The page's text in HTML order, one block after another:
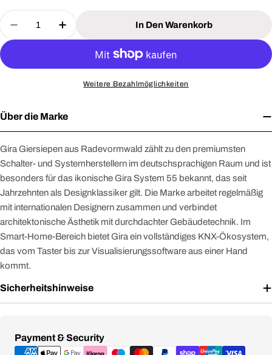
Menge
Menge Für GIRA 540800 System 3000
Menge Für GIRA 540800 System
In Den Warenkorb
Weitere Bezahlmöglichkeiten
Über die Marke
Gira Giersiepen aus Radevormwald zählt zu den premiumsten
Schalter- und Systemherstellern im deutschsprachigen Raum und ist
besonders für das ikonische Gira System 55 bekannt, das seit
Jahrzehnten als Designklassiker gilt. Die Marke arbeitet regelmäßig
mit internationalen Designern zusammen und verbindet
architektonische Ästhetik mit durchdachter Gebäudetechnik. Im
Smart-Home-Bereich bietet Gira ein vollständiges KNX-Ökosystem,
das vom Taster bis zur Visualisierungssoftware aus einer Hand
kommt.
Sicherheitshinweise
Payment & Security
Zahlungsmethoden